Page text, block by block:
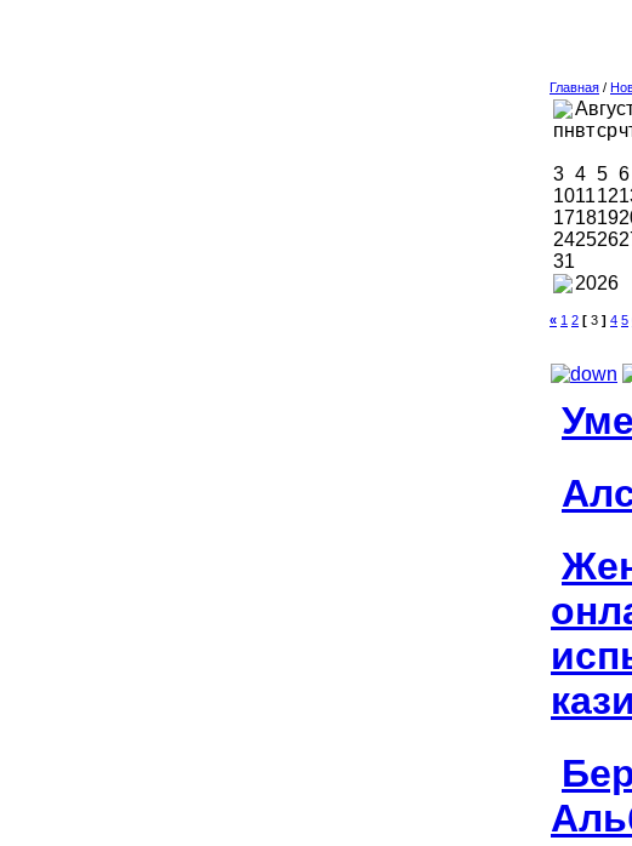
Главная /
пнвтср
3 4 5 6
101112
171819
242526
31
2026
« 1 2 [ 3 ] 4 5